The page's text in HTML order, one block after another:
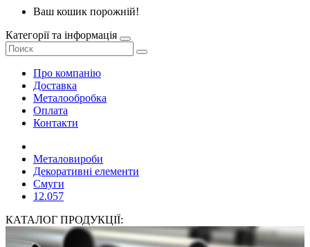
Ваш кошик порожній!
Категорії та інформація
Про компанію
Доставка
Металообробка
Оплата
Контакти
Металовироби
Декоративні елементи
Смуги
12.057
КАТАЛОГ ПРОДУКЦІЇ: